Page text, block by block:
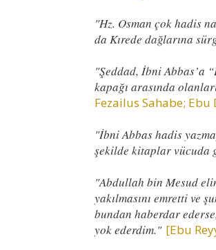
"Hz. Osman çok hadis
da Kırede dağlarına
"Şeddad, İbni Abbas’a
kapağı arasında
Fezailus Sahabe; Ebu
"İbni Abbas hadis
şekilde kitaplar vücuda
"Abdullah bin Mesud
yakılmasını emretti ve
bundan haberdar
yok ederdim." [Ebu